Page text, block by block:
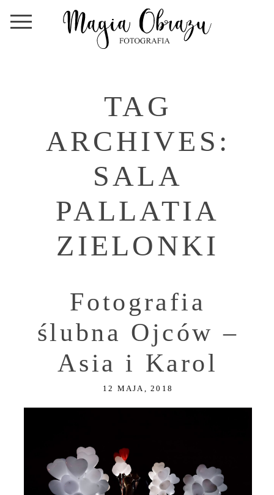
TAG
ARCHIVES:
SALA
PALLATIA
ZIELONKI
Fotografia
ślubna Ojców –
Asia i Karol
12 MAJA, 2018